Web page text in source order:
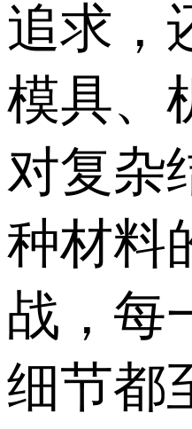
追求，
模具、
对复杂
种材料
战，每
细节都